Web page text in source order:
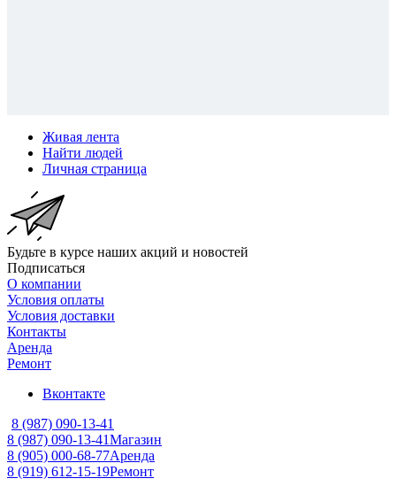
Живая лента
Найти людей
Личная страница
Будьте в курсе наших акций и новостей
Подписаться
О компании
Условия оплаты
Условия доставки
Контакты
Аренда
Ремонт
Вконтакте
8 (987) 090-13-41
8 (987) 090-13-41Магазин
8 (905) 000-68-77Аренда
8 (919) 612-15-19Ремонт